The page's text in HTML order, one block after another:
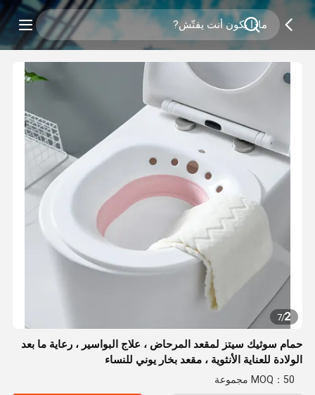
2
/
7
حمام سوثيك سيتز لمقعد المرحاض ، علاج البواسير ، رعاية ما بعد
الولادة للعناية الأنثوية ، مقعد بخار يوني للنساء
MOQ：50 مجموعة